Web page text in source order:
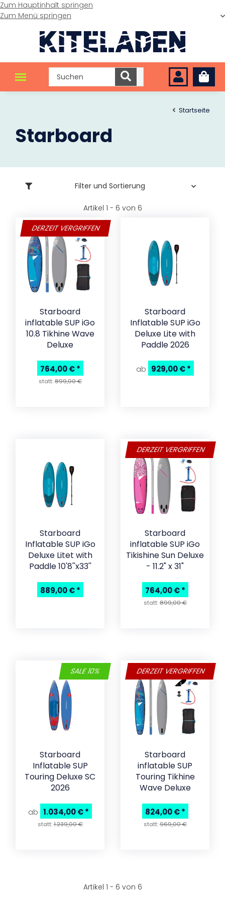
Zum Hauptinhalt springen
Zum Menü springen
Startseite
Starboard
Filter und Sortierung
Artikel 1 - 6 von 6
DERZEIT VERGRIFFEN
Starboard
inflatable SUP iGo
10.8 Tikhine Wave
Deluxe
764,00 €*
statt:899,00 €
Starboard
Inflatable SUP iGo
Deluxe Lite with
Paddle 2026
ab 929,00 €*
Starboard
Inflatable SUP iGo
Deluxe Litet with
Paddle 10'8''x33''
889,00 €*
DERZEIT VERGRIFFEN
Starboard
inflatable SUP iGo
Tikishine Sun Deluxe
- 11.2" x 31"
764,00 €*
statt:899,00 €
SALE 10%
Starboard
Inflatable SUP
Touring Deluxe SC
2026
ab 1.034,00 €*
statt:1.239,00 €
DERZEIT VERGRIFFEN
Starboard
inflatable SUP
Touring Tikhine
Wave Deluxe
824,00 €*
statt:969,00 €
Artikel 1 - 6 von 6